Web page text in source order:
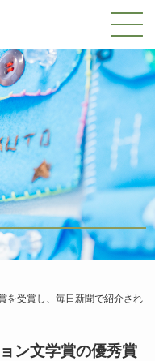
を受賞し、毎日新聞で紹介され
ン文学賞の優秀賞